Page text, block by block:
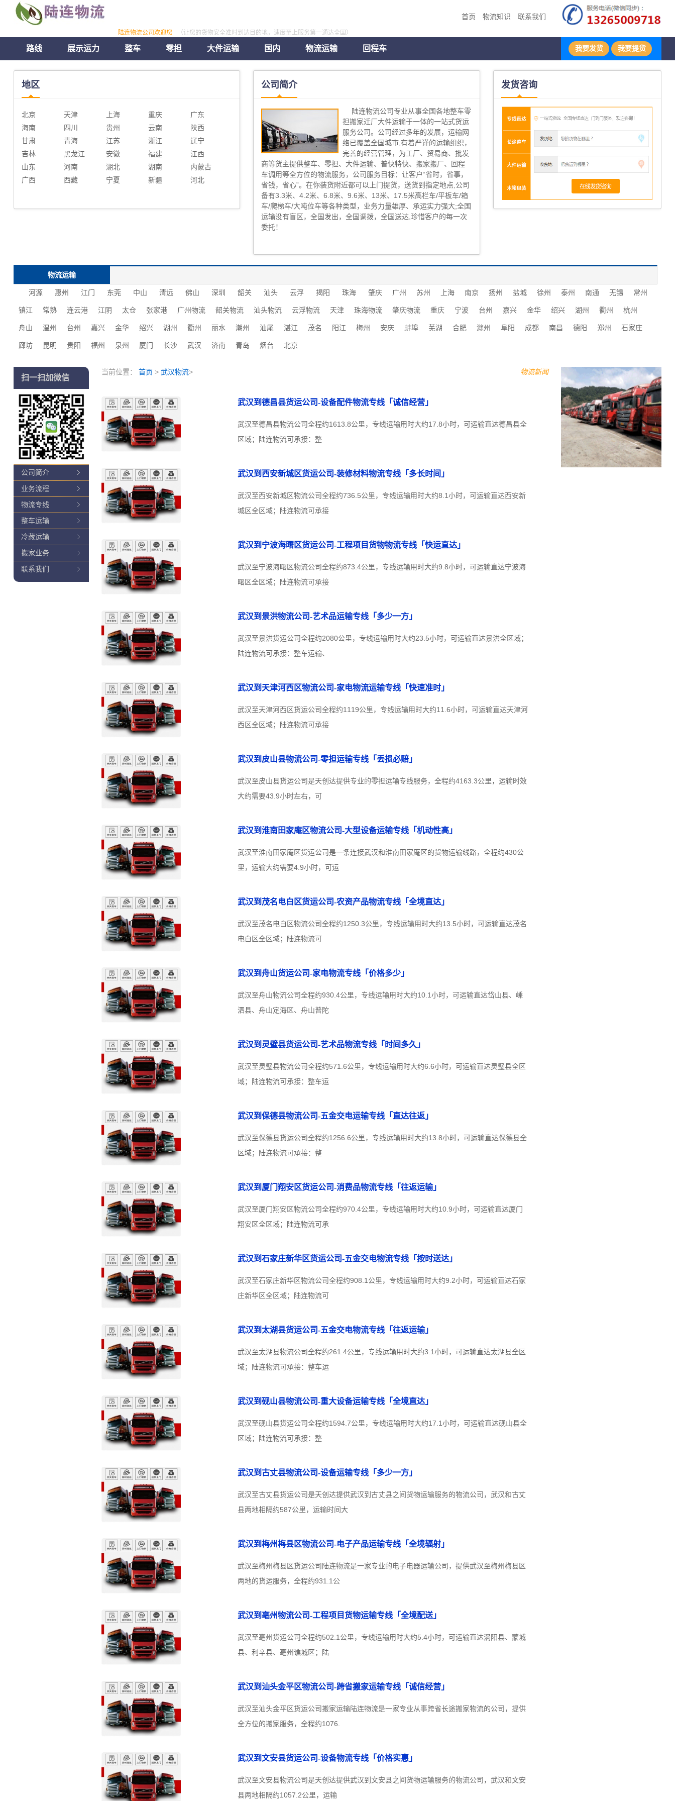
首页 物流知识 联系我们
陆连物流公司欢迎您 （让您的货物安全准时到达目的地，速度至上服务第一通达全国）
路线 展示运力 整车 零担 大件运输 国内 物流运输 回程车 我要发货 我要提货
地区
北京 天津 上海 重庆
广东
海南
四川 贵州 云南
陕西
甘肃
青海 江苏 浙江
辽宁
吉林
黑龙江 安徽 福建
江西
山东
河南 湖北 湖南
内蒙古
广西
西藏 宁夏 新疆 河北
公司简介
陆连物流公司专业从事全国各地整车零
担搬家迁厂大件运输于一体的一站式货运
服务公司。公司经过多年的发展，运输网
络已覆盖全国城市,有着严谨的运输组织，
完善的经营管理，为工厂、贸易商、批发
商等货主提供整车、零担、大件运输、普快特快、搬家搬厂、回程
车调用等全方位的物流服务，公司服务目标：让客户“省时，省事，
省钱，省心”。在你装货附近都可以上门提货，送货到指定地点,公司
备有3.3米、4.2米、6.8米、9.6米、13米、17.5米高栏车/平板车/箱
车/爬梯车/大吨位车等各种类型，业务力量雄厚、承运实力强大;全国
运输没有盲区，全国发出，全国调拨，全国送达,珍惜客户的每一次
委托！
发货咨询
物流运输
河源 惠州 江门 东莞 中山 清远 佛山 深圳 韶关 汕头 云浮 揭阳 珠海 肇庆 广州 苏州 上海 南京 扬州 盐城 徐州 泰州 南通 无锡 常州
镇江 常熟 连云港 江阴 太仓 张家港 广州物流 韶关物流 汕头物流 云浮物流 天津 珠海物流 肇庆物流 重庆 宁波 台州 嘉兴 金华 绍兴 湖州 衢州 杭州
舟山 温州 台州 嘉兴 金华 绍兴 湖州 衢州 丽水 潮州 汕尾 湛江 茂名 阳江 梅州 安庆 蚌埠 芜湖 合肥 滁州 阜阳 成都 南昌 德阳 郑州 石家庄
廊坊 昆明 贵阳 福州 泉州 厦门 长沙 ‌‌武汉 济南 青岛 烟台 北京
当前位置： 首页 > 武汉物流> 物流新闻
武汉到德昌县货运公司-设备配件物流专线「诚信经营」
武汉至德昌县物流公司全程约1613.8公里，专线运输用时大约17.8小时，可运输直达德昌县全
区域；陆连物流可承接：整
武汉到西安新城区货运公司-装修材料物流专线「多长时间」
武汉至西安新城区物流公司全程约736.5公里，专线运输用时大约8.1小时，可运输直达西安新
城区全区域；陆连物流可承接
武汉到宁波海曙区货运公司-工程项目货物物流专线「快运直达」
武汉至宁波海曙区物流公司全程约873.4公里，专线运输用时大约9.8小时，可运输直达宁波海
曙区全区域；陆连物流可承接
武汉到景洪物流公司-艺术品运输专线「多少一方」
武汉至景洪货运公司全程约2080公里，专线运输用时大约23.5小时，可运输直达景洪全区域；
陆连物流可承接：整车运输、
武汉到天津河西区物流公司-家电物流运输专线「快速准时」
武汉至天津河西区货运公司全程约1119公里，专线运输用时大约11.6小时，可运输直达天津河
西区全区域；陆连物流可承接
武汉到皮山县物流公司-零担运输专线「丢损必赔」
武汉至皮山县货运公司是天创达提供专业的零担运输专线服务，全程约4163.3公里，运输时效
大约需要43.9小时左右，可
武汉到淮南田家庵区物流公司-大型设备运输专线「机动性高」
武汉至淮南田家庵区货运公司是一条连接武汉和淮南田家庵区的货物运输线路，全程约430公
里，运输大约需要4.9小时，可运
武汉到茂名电白区货运公司-农资产品物流专线「全境直达」
武汉至茂名电白区物流公司全程约1250.3公里，专线运输用时大约13.5小时，可运输直达茂名
电白区全区域；陆连物流可
武汉到舟山货运公司-家电物流专线「价格多少」
武汉至舟山物流公司全程约930.4公里，专线运输用时大约10.1小时，可运输直达岱山县、嵊
泗县、舟山定海区、舟山普陀
武汉到灵璧县货运公司-艺术品物流专线「时间多久」
武汉至灵璧县物流公司全程约571.6公里，专线运输用时大约6.6小时，可运输直达灵璧县全区
域；陆连物流可承接：整车运
武汉到保德县物流公司-五金交电运输专线「直达往返」
武汉至保德县货运公司全程约1256.6公里，专线运输用时大约13.8小时，可运输直达保德县全
区域；陆连物流可承接：整
武汉到厦门翔安区货运公司-消费品物流专线「往返运输」
武汉至厦门翔安区物流公司全程约970.4公里，专线运输用时大约10.9小时，可运输直达厦门
翔安区全区域；陆连物流可承
武汉到石家庄新华区货运公司-五金交电物流专线「按时送达」
武汉至石家庄新华区物流公司全程约908.1公里，专线运输用时大约9.2小时，可运输直达石家
庄新华区全区域；陆连物流可
武汉到太湖县货运公司-五金交电物流专线「往返运输」
武汉至太湖县物流公司全程约261.4公里，专线运输用时大约3.1小时，可运输直达太湖县全区
域；陆连物流可承接：整车运
武汉到砚山县物流公司-重大设备运输专线「全境直达」
武汉至砚山县货运公司全程约1594.7公里，专线运输用时大约17.1小时，可运输直达砚山县全
区域；陆连物流可承接：整
武汉到古丈县物流公司-设备运输专线「多少一方」
武汉至古丈县货运公司是天创达提供武汉到古丈县之间货物运输服务的物流公司，武汉和古丈
县两地相隔约587公里，运输时间大
武汉到梅州梅县区物流公司-电子产品运输专线「全境辐射」
武汉至梅州梅县区货运公司陆连物流是一家专业的电子电器运输公司，提供武汉至梅州梅县区
两地的货运服务，全程约931.1公
武汉到亳州物流公司-工程项目货物运输专线「全境配送」
武汉至亳州货运公司全程约502.1公里，专线运输用时大约5.4小时，可运输直达涡阳县、蒙城
县、利辛县、亳州谯城区；陆
武汉到汕头金平区物流公司-跨省搬家运输专线「诚信经营」
武汉至汕头金平区货运公司搬家运输陆连物流是一家专业从事跨省长途搬家物流的公司，提供
全方位的搬家服务，全程约1076.
武汉到文安县货运公司-设备物流专线「价格实惠」
武汉至文安县物流公司是天创达提供武汉到文安县之间货物运输服务的物流公司，武汉和文安
县两地相隔约1057.2公里，运输
扫一扫加微信
公司简介
业务流程
物流专线
整车运输
冷藏运输
搬家业务
联系我们